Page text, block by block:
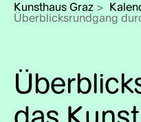
Kunsthaus Graz >
Überblicksrundgang